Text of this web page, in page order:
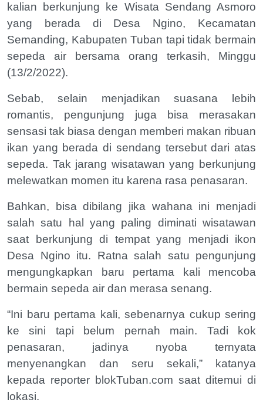
kalian berkunjung ke Wisata Sendang Asmoro
yang berada di Desa Ngino, Kecamatan
Semanding, Kabupaten Tuban tapi tidak bermain
sepeda air bersama orang terkasih, Minggu
(13/2/2022).
Sebab, selain menjadikan suasana lebih
romantis, pengunjung juga bisa merasakan
sensasi tak biasa dengan memberi makan ribuan
ikan yang berada di sendang tersebut dari atas
sepeda. Tak jarang wisatawan yang berkunjung
melewatkan momen itu karena rasa penasaran.
Bahkan, bisa dibilang jika wahana ini menjadi
salah satu hal yang paling diminati wisatawan
saat berkunjung di tempat yang menjadi ikon
Desa Ngino itu. Ratna salah satu pengunjung
mengungkapkan baru pertama kali mencoba
bermain sepeda air dan merasa senang.
“Ini baru pertama kali, sebenarnya cukup sering
ke sini tapi belum pernah main. Tadi kok
penasaran, jadinya nyoba ternyata
menyenangkan dan seru sekali,” katanya
kepada reporter blokTuban.com saat ditemui di
lokasi.